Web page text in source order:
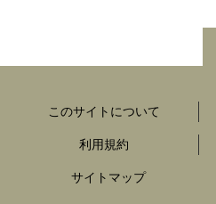
このサイトについて
利用規約
サイトマップ